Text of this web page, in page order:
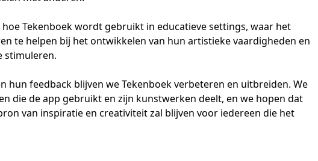
Tekenboek wordt gebruikt in educatieve settings, waar het
te helpen bij het ontwikkelen van hun artistieke vaardigheden en
stimuleren.
hun feedback blijven we Tekenboek verbeteren en uitbreiden. We
die de app gebruikt en zijn kunstwerken deelt, en we hopen dat
van inspiratie en creativiteit zal blijven voor iedereen die het